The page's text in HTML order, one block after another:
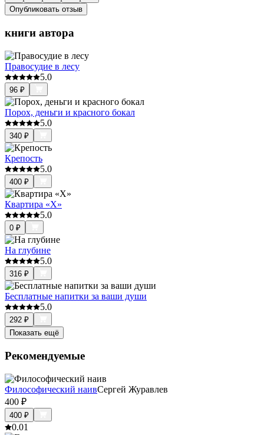
Опубликовать отзыв
книги автора
Правосудие в лесу
5.0
96 ₽
Порох, деньги и красного бокал
5.0
340 ₽
Крепость
5.0
400 ₽
Квартира «X»
5.0
0 ₽
На глубине
5.0
316 ₽
Бесплатные напитки за ваши души
5.0
292 ₽
Показать ещё
Рекомендуемые
Философический наивСергей Журавлев
400 ₽
400 ₽
0.01